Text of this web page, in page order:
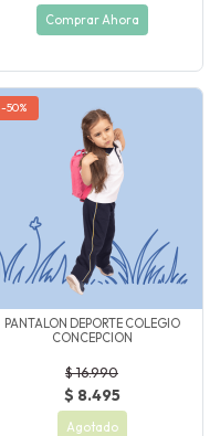
Comprar Ahora
-50%
PANTALON DEPORTE COLEGIO
CONCEPCION
$ 16.990
$ 8.495
Agotado